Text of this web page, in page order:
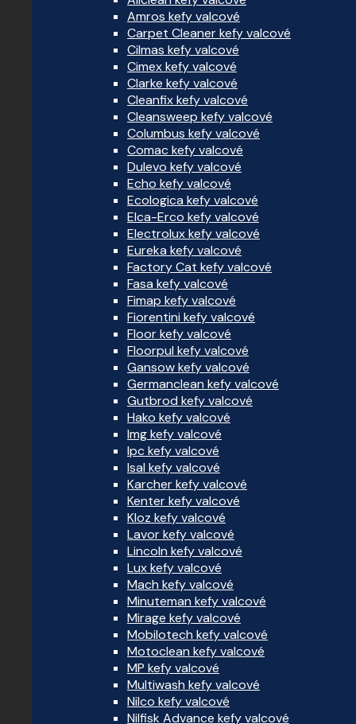
Amros kefy valcové
Carpet Cleaner kefy valcové
Cilmas kefy valcové
Cimex kefy valcové
Clarke kefy valcové
Cleanfix kefy valcové
Cleansweep kefy valcové
Columbus kefy valcové
Comac kefy valcové
Dulevo kefy valcové
Echo kefy valcové
Ecologica kefy valcové
Elca-Erco kefy valcové
Electrolux kefy valcové
Eureka kefy valcové
Factory Cat kefy valcové
Fasa kefy valcové
Fimap kefy valcové
Fiorentini kefy valcové
Floor kefy valcové
Floorpul kefy valcové
Gansow kefy valcové
Germanclean kefy valcové
Gutbrod kefy valcové
Hako kefy valcové
Img kefy valcové
Ipc kefy valcové
Isal kefy valcové
Karcher kefy valcové
Kenter kefy valcové
Kloz kefy valcové
Lavor kefy valcové
Lincoln kefy valcové
Lux kefy valcové
Mach kefy valcové
Minuteman kefy valcové
Mirage kefy valcové
Mobilotech kefy valcové
Motoclean kefy valcové
MP kefy valcové
Multiwash kefy valcové
Nilco kefy valcové
Nilfisk Advance kefy valcové